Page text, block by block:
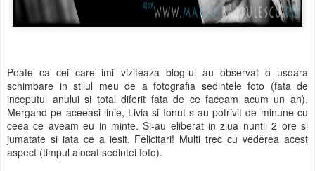
Poate ca cei care imi viziteaza blog-ul au observat o usoara
schimbare in stilul meu de a fotografia sedintele foto (fata de
inceputul anului si total diferit fata de ce faceam acum un an).
Mergand pe aceeasi linie, Livia si Ionut s-au potrivit de minune cu
ceea ce aveam eu in minte. Si-au eliberat in ziua nuntii 2 ore si
jumatate si iata ce a iesit. Felicitari! Multi trec cu vederea acest
aspect (timpul alocat sedintei foto).